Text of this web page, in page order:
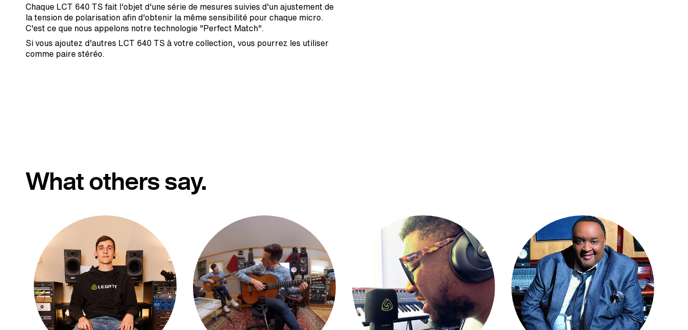
Chaque LCT 640 TS fait l'objet d'une série de mesures suivies d'un ajustement de
la tension de polarisation afin d'obtenir la même sensibilité pour chaque micro.
C'est ce que nous appelons notre technologie "Perfect Match".
Si vous ajoutez d'autres LCT 640 TS à votre collection, vous pourrez les utiliser
comme paire stéréo.
What others say.